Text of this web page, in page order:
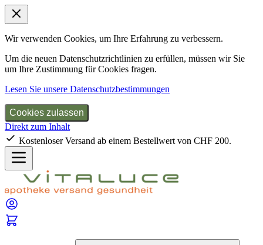
Wir verwenden Cookies, um Ihre Erfahrung zu verbessern.
Um die neuen Datenschutzrichtlinien zu erfüllen, müssen wir Sie
um Ihre Zustimmung für Cookies fragen.
Lesen Sie unsere Datenschutzbestimmungen
Cookies zulassen
Direkt zum Inhalt
Kostenloser Versand ab einem Bestellwert von CHF 200.